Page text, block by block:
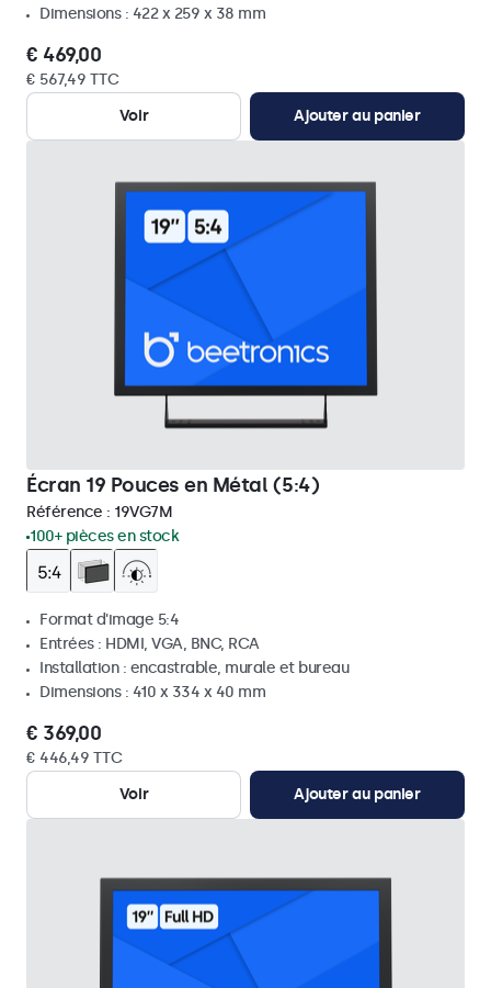
Dimensions : 422 x 259 x 38 mm
€ 469,00
€ 567,49 TTC
Voir
Ajouter au panier
Écran 19 Pouces en Métal (5:4)
Référence : 19VG7M
100+ pièces en stock
Format d'image 5:4
Entrées : HDMI, VGA, BNC, RCA
Installation : encastrable, murale et bureau
Dimensions : 410 x 334 x 40 mm
€ 369,00
€ 446,49 TTC
Voir
Ajouter au panier